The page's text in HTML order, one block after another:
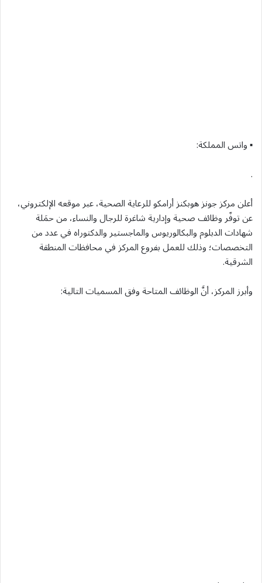
▪︎ واتس المملكة:
.
أعلن مركز جونز هوبكنز أرامكو للرعاية الصحية، عبر موقعه الإلكتروني،
عن توفّر وظائف صحية وإدارية شاغرة للرجال والنساء، من حمَلة
شهادات الدبلوم والبكالوريوس والماجستير والدكتوراه في عدد من
التخصصات؛ وذلك للعمل بفروع المركز في محافظات المنطقة
الشرقية.
وأبرز المركز، أنَّ الوظائف المتاحة وفق المسميات التالية: